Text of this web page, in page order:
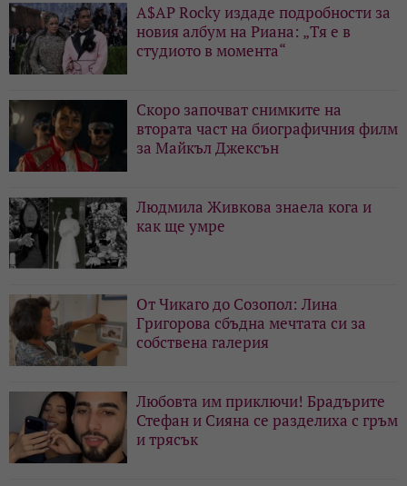
A$AP Rocky издаде подробности за
новия албум на Риана: „Тя е в
студиото в момента“
Скоро започват снимките на
втората част на биографичния филм
за Майкъл Джексън
Людмила Живкова знаела кога и
как ще умре
От Чикаго до Созопол: Лина
Григорова сбъдна мечтата си за
собствена галерия
Любовта им приключи! Брадърите
Стефан и Сияна се разделиха с гръм
и трясък